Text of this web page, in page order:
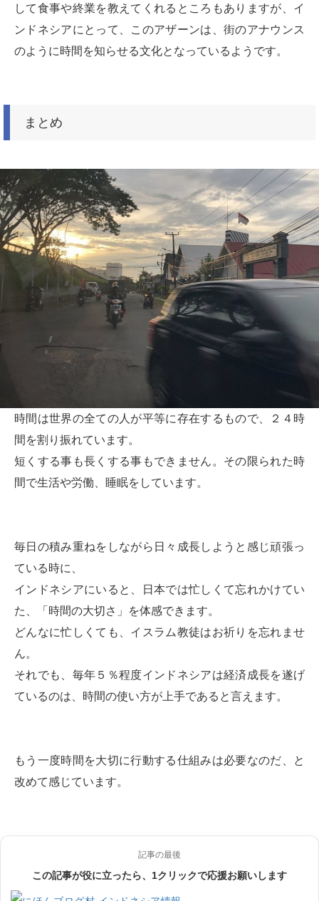
して食事や終業を教えてくれるところもありますが、イ
ンドネシアにとって、このアザーンは、街のアナウンス
のように時間を知らせる文化となっているようです。
まとめ
時間は世界の全ての人が平等に存在するもので、２４時
間を割り振れています。
短くする事も長くする事もできません。その限られた時
間で生活や労働、睡眠をしています。
毎日の積み重ねをしながら日々成長しようと感じ頑張っ
ている時に、
インドネシアにいると、日本では忙しくて忘れかけてい
た、「時間の大切さ」を体感できます。
どんなに忙しくても、イスラム教徒はお祈りを忘れませ
ん。
それでも、毎年５％程度インドネシアは経済成長を遂げ
ているのは、時間の使い方が上手であると言えます。
もう一度時間を大切に行動する仕組みは必要なのだ、と
改めて感じています。
記事の最後
この記事が役に立ったら、1クリックで応援お願いします